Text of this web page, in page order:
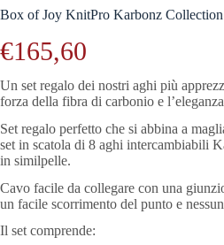
Box of Joy KnitPro Karbonz Collection
€165,60
Un set regalo dei nostri aghi più
forza della fibra di carbonio e
Set regalo perfetto che si abbina a
set in scatola di 8 aghi intercambiabili
in similpelle.
Cavo facile da collegare con una
un facile scorrimento del punto e
Il set comprende: